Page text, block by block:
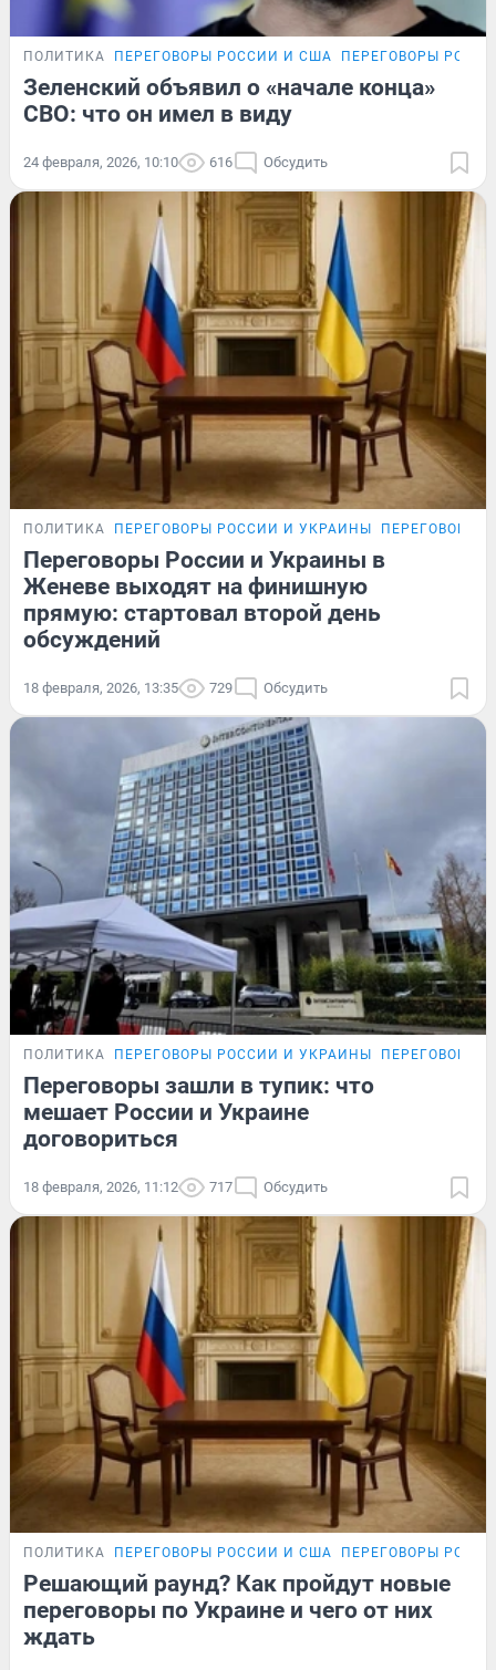
ПОЛИТИКА ПЕРЕГОВОРЫ РОССИИ И США ПЕРЕГОВОРЫ
Зеленский объявил о «начале конца»
СВО: что он имел в виду
24 февраля, 2026, 10:10 616 Обсудить
ПОЛИТИКА ПЕРЕГОВОРЫ РОССИИ И УКРАИНЫ ПЕРЕГОВОРЫ
Переговоры России и Украины в
Женеве выходят на финишную
прямую: стартовал второй день
обсуждений
18 февраля, 2026, 13:35 729 Обсудить
ПОЛИТИКА ПЕРЕГОВОРЫ РОССИИ И УКРАИНЫ ПЕРЕГОВОРЫ
Переговоры зашли в тупик: что
мешает России и Украине
договориться
18 февраля, 2026, 11:12 717 Обсудить
ПОЛИТИКА ПЕРЕГОВОРЫ РОССИИ И США ПЕРЕГОВОРЫ
Решающий раунд? Как пройдут новые
переговоры по Украине и чего от них
ждать